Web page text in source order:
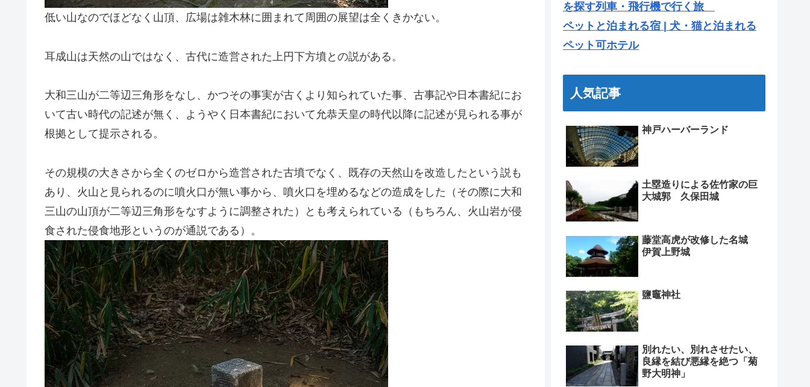
低い山なのでほどなく山頂、広場は雑木林に囲まれて周囲の展望は全くきかない。
耳成山は天然の山ではなく、古代に造営された上円下方墳との説がある。
大和三山が二等辺三角形をなし、かつその事実が古くより知られていた事、古事記や日本書紀にお
いて古い時代の記述が無く、ようやく日本書紀において允恭天皇の時代以降に記述が見られる事が
根拠として提示される。
その規模の大きさから全くのゼロから造営された古墳でなく、既存の天然山を改造したという説も
あり、火山と見られるのに噴火口が無い事から、噴火口を埋めるなどの造成をした（その際に大和
三山の山頂が二等辺三角形をなすように調整された）とも考えられている（もちろん、火山岩が侵
食された侵食地形というのが通説である）。
を探す列車・飛行機で行く旅
ペットと泊まれる宿 | 犬・猫と泊まれる
ペット可ホテル
人気記事
神戸ハーバーランド
土塁造りによる佐竹家の巨
大城郭 久保田城
藤堂高虎が改修した名城
伊賀上野城
鹽竈神社
別れたい、別れさせたい、
良縁を結び悪縁を絶つ「菊
野大明神」